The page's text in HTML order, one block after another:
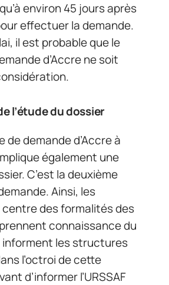
environ 45 jours après
effectuer la demande.
il est probable que le
d’Accre ne soit
l’étude du dossier
de demande d’Accre à
également une
C’est la deuxième
Ainsi, les
des formalités des
connaissance du
informent les structures
l’octroi de cette
d’informer l’URSSAF